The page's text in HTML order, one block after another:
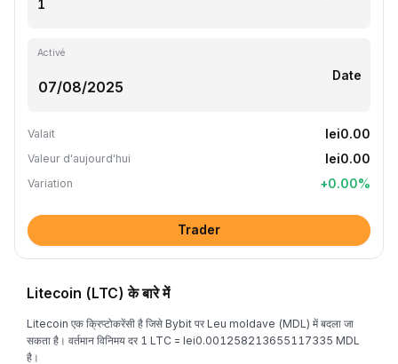
Activé
Date
Valait lei0.00
Valeur d'aujourd'hui lei0.00
Variation +0.00%
Trader
Litecoin (LTC) के बारे में
Litecoin एक क्रिप्टोकरेंसी है जिसे Bybit पर Leu moldave (MDL) में बदला जा
सकता है। वर्तमान विनिमय दर 1 LTC = lei0.001258213655117335 MDL
है।